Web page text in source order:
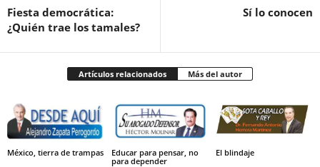
Fiesta democrática:
¿Quién trae los tamales?
Sí lo conocen
Artículos relacionados Más del autor
México, tierra de trampas
Educar para pensar, no
para depender
El blindaje